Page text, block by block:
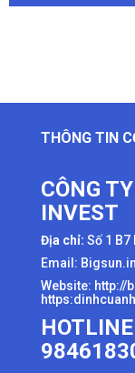
THÔNG TIN
CÔNG
INVEST
Địa chỉ: Số 1 B7
Email:
Website: http://